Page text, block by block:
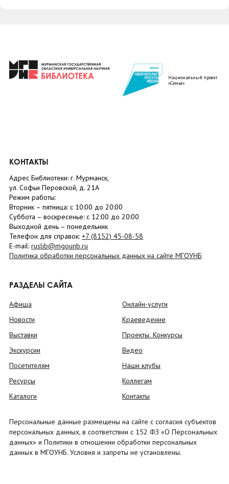
Национальный проект
«Семья»
КОНТАКТЫ
Адрес Библиотеки: г. Мурманск,
ул. Софьи Перовской, д. 21А
Режим работы:
Вторник – пятница: с 10:00 до 20:00
Суббота – воскресенье: c 12:00 до 20:00
Выходной день – понедельник
Телефон для справок: +7 (8152) 45-08-58
E-mail: ruslib@mgounb.ru
Политика обработки персональных данных на сайте МГОУНБ
РАЗДЕЛЫ САЙТА
Афиша
Новости
Выставки
Экскурсии
Посетителям
Ресурсы
Каталоги
Онлайн-услуги
Краеведение
Проекты. Конкурсы
Видео
Наши клубы
Коллегам
Контакты
Персональные данные размещены на сайте с согласия субъектов
персональных данных, в соответствии с 152 ФЗ «О Персональных
данных» и Политики в отношении обработки персональных
данных в МГОУНБ. Условия и запреты не установлены.